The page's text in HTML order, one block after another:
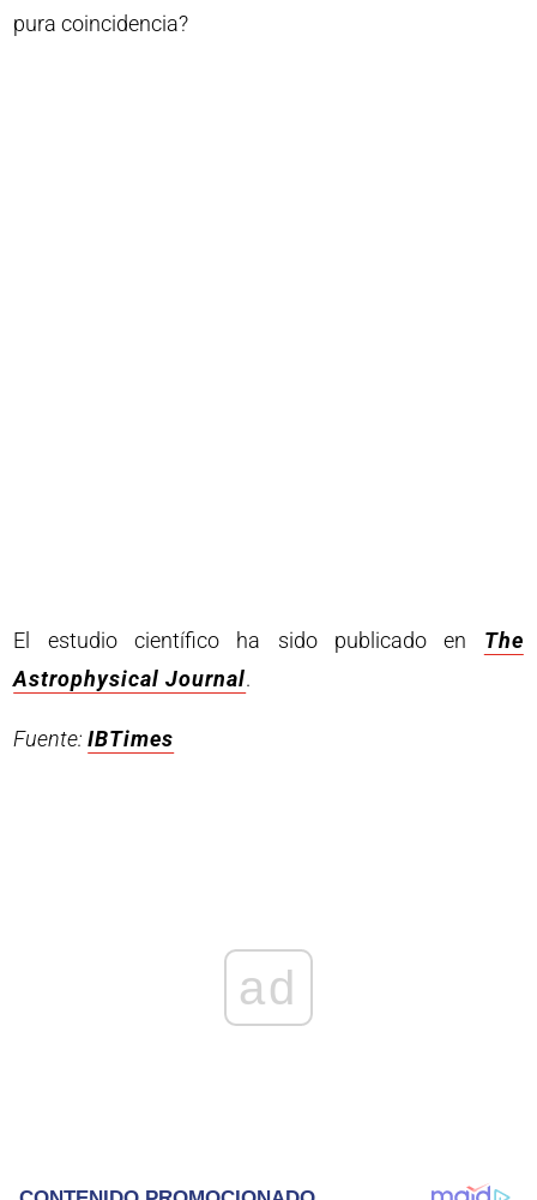
pura coincidencia?
El estudio científico ha sido publicado en The
Astrophysical Journal.
Fuente:IBTimes
ad